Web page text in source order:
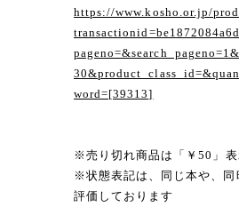
https://www.kosho.or.jp/
word=[39313]
※売り切れ商品は「￥50」表
※状態表記は、同じ本や、同
評価しております